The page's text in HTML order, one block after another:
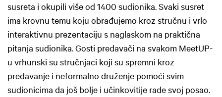
susreta i okupili više od 1400 sudionika. Svaki susret
ima krovnu temu koju obrađujemo kroz stručnu i vrlo
interaktivnu prezentaciju s naglaskom na praktična
pitanja sudionika. Gosti predavači na svakom MeetUP-
u vrhunski su stručnjaci koji su spremni kroz
predavanje i neformalno druženje pomoći svim
sudionicima da još bolje i učinkovitije rade svoj posao.